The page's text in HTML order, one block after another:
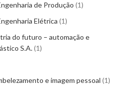
de Produção 1
Elétrica 1
do futuro – automação e
S.A. 1
e imagem pessoal 1